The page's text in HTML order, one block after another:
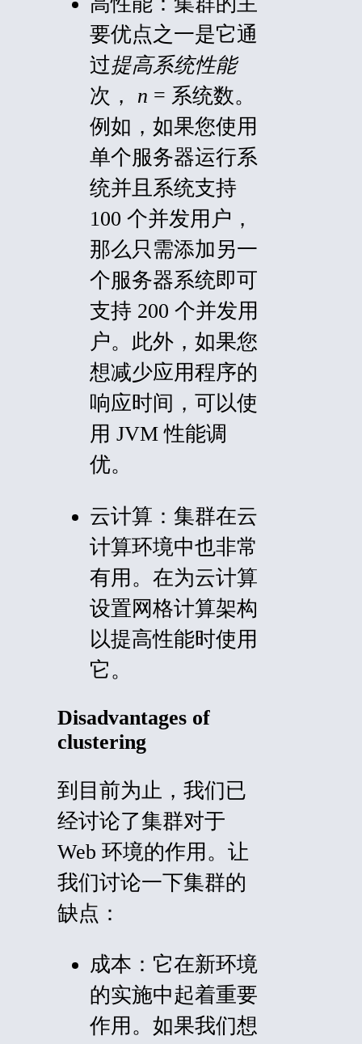
要优点之一是它通
过提高系统性能
次，
n = 系统数。
例如，如果您使用
单个服务器运行系
统并且系统支持
100 个并发用户，
那么只需添加另一
个服务器系统即可
支持 200 个并发用
户。此外，如果您
想减少应用程序的
响应时间，可以使
用 JVM 性能调
优。
云计算： 集群在云
计算环境中也非常
有用。在为云计算
设置网格计算架构
以提高性能时使用
它。
Disadvantages of
clustering
到目前为止，我们已
经讨论了集群对于
Web 环境的作用。让
我们讨论一下集群的
缺点：
成本： 它在新环境
的实施中起着重要
作用。如果我们想